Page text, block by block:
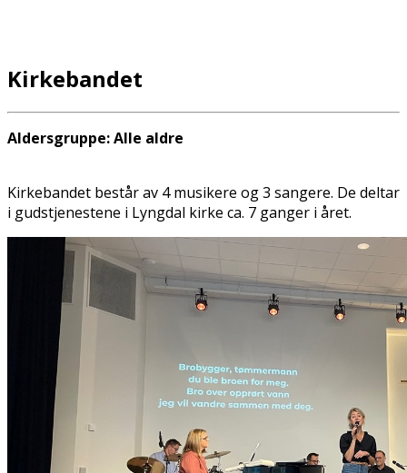
Kirkebandet
Aldersgruppe: Alle aldre
Kirkebandet består av 4 musikere og 3 sangere. De deltar
i gudstjenestene i Lyngdal kirke ca. 7 ganger i året.